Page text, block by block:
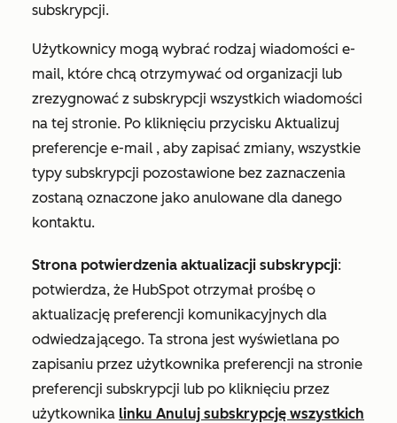
subskrypcji.
Użytkownicy mogą wybrać rodzaj wiadomości e-
mail, które chcą otrzymywać od organizacji lub
zrezygnować z subskrypcji wszystkich wiadomości
na tej stronie. Po kliknięciu przycisku Aktualizuj
preferencje e-mail , aby zapisać zmiany, wszystkie
typy subskrypcji pozostawione bez zaznaczenia
zostaną oznaczone jako anulowane dla danego
kontaktu.
Strona potwierdzenia aktualizacji subskrypcji:
potwierdza, że HubSpot otrzymał prośbę o
aktualizację preferencji komunikacyjnych dla
odwiedzającego. Ta strona jest wyświetlana po
zapisaniu przez użytkownika preferencji na stronie
preferencji subskrypcji lub po kliknięciu przez
użytkownika linku Anuluj subskrypcję wszystkich